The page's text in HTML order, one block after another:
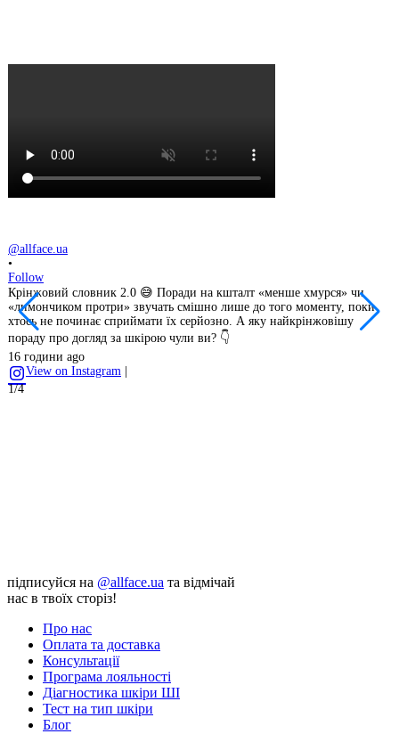
@allface.ua
•
Follow
Крінжовий словник 2.0 😅 Поради на кшталт «менше хмурся» чи
«лимончиком протри» звучать смішно лише до того моменту, поки
хтось не починає сприймати їх серйозно. А яку найкрінжовішу
пораду про догляд за шкірою чули ви? 👇
16 години ago
View on Instagram
1/4
підписуйся на @allface.ua та відмічай
нас в твоїх сторіз!
Про нас
Оплата та доставка
Консультації
Програма лояльності
Діагностика шкіри ШІ
Тест на тип шкіри
Блог